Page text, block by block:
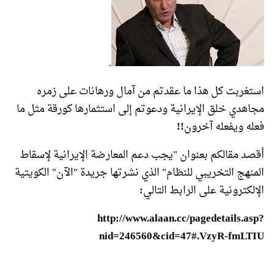
.
استغربت كل هذا ما عقدتم من آمال ورهانات على زمره
مجاهدي خلق الإيرانية ودعوتم إلى استثمارها كورقة مثل ما
فعله ويفعله آخرون!!
أقصد مقالكم بعنوان "يجب دعم المعارضة الإيرانية لإسقاط
المنهج التخريبي للنظام" الذي نشرتها جريدة "الآن" الكويتية
الإلكترونية على الرابط التالي:
http://www.alaan.cc/pagedetails.asp?
nid=246560&cid=47#.VzyR-fmLTIU